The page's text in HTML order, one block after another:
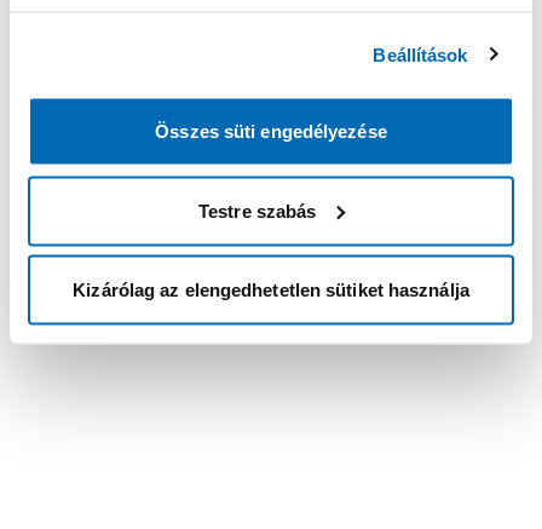
Beállítások
Összes süti engedélyezése
Testre szabás
Kizárólag az elengedhetetlen sütiket használja